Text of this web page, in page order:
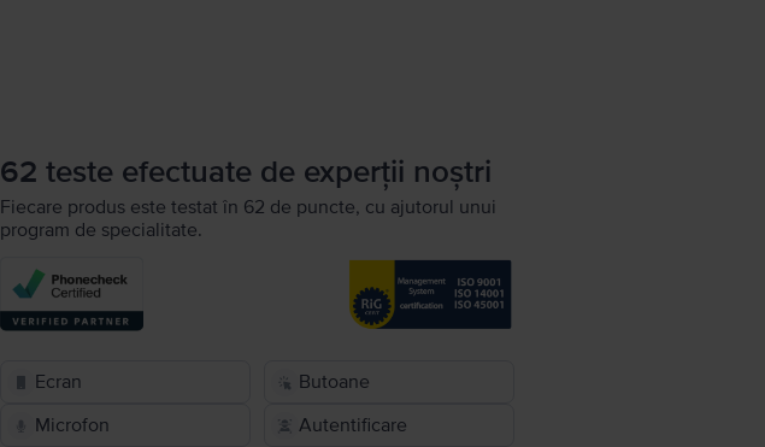
62 teste efectuate de experții noștri
Fiecare produs este testat în 62 de puncte, cu ajutorul unui
program de specialitate.
Ecran
Butoane
Microfon
Autentificare